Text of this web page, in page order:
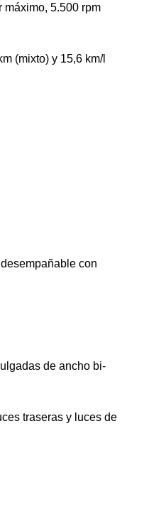
máximo, 5.500 rpm
(mixto) y 15,6 km/l
con
de ancho bi-
traseras y luces de